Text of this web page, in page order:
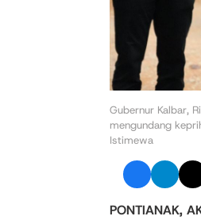
Gubernur Kalbar,
mengundang
Istimewa
PONTIANAK,